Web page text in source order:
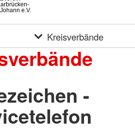
e.V.
Kreisverbände
-